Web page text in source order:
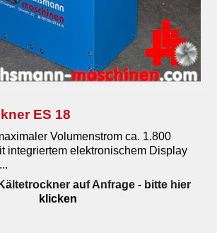
ES 18
Volumenstrom ca. 1.800
integriertem elektronischem Display
auf Anfrage- bitte hier
klicken